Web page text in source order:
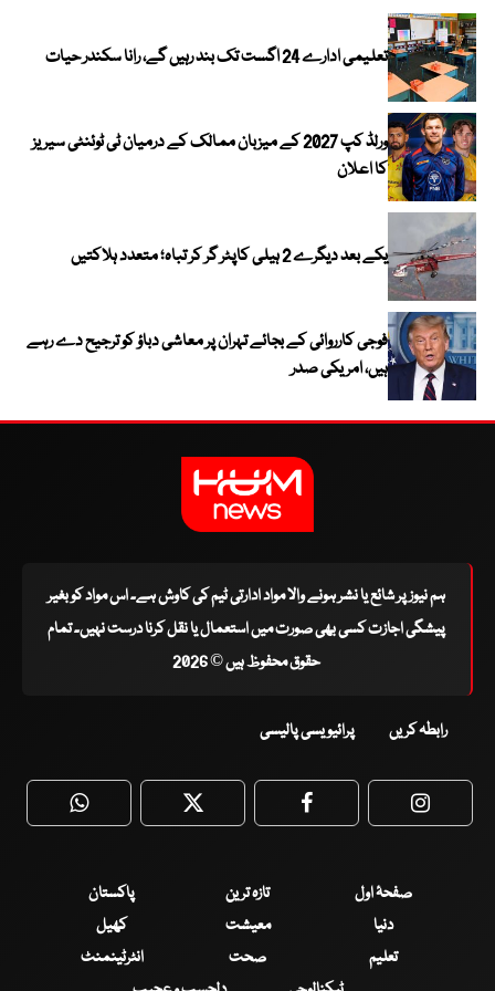
تعلیمی ادارے 24 اگست تک بند رہیں گے، رانا سکندر حیات
ورلڈ کپ 2027 کے میزبان ممالک کے درمیان ٹی ٹوئنٹی سیریز
کا اعلان
یکے بعد دیگرے 2 ہیلی کاپٹر گر کر تباہ؛ متعدد ہلاکتیں
فوجی کارروائی کے بجائے تہران پر معاشی دباؤ کو ترجیح دے رہے
ہیں، امریکی صدر
ہم نیوز پر شائع یا نشر ہونے والا مواد ادارتی ٹیم کی کاوش ہے۔ اس مواد کو بغیر
پیشگی اجازت کسی بھی صورت میں استعمال یا نقل کرنا درست نہیں۔ تمام
حقوق محفوظ ہیں © 2026
رابطہ کریں پرائیویسی پالیسی
WhatsApp Twitter Facebook
صفحۂ اول تازہ ترین
پاکستان
دنیا
معیشت
کھیل
تعلیم
صحت
انٹرٹینمنٹ